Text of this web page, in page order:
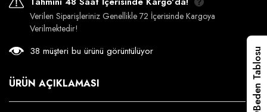
Verilen Siparişleriniz Genellikle 72 İçerisinde Kargoya
Verilmektedir!
38 müşteri bu ürünü görüntülüyor
ÜRÜN AÇIKLAMASI Beden Tablosu